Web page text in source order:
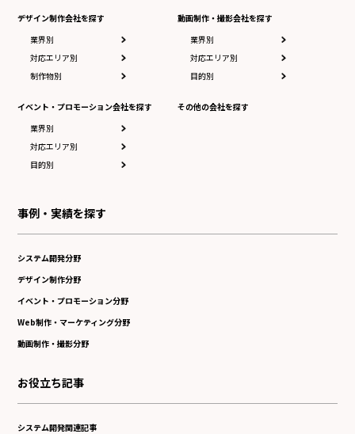
デザイン制作会社を探す
業界別
対応エリア別
制作物別
イベント・プロモーション会社を探す
業界別
対応エリア別
目的別
動画制作・撮影会社を探す
業界別
対応エリア別
目的別
その他の会社を探す
事例・実績を探す
システム開発分野
デザイン制作分野
イベント・プロモーション分野
Web制作・マーケティング分野
動画制作・撮影分野
お役立ち記事
システム開発関連記事